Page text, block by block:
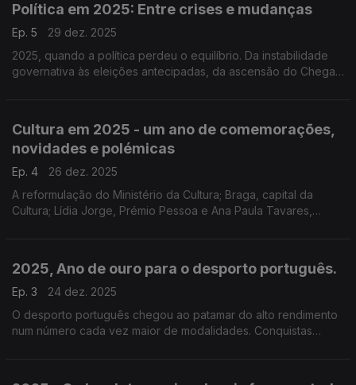
Política em 2025: Entre crises e mudanças
Ep. 5
29 dez. 2025
2025, quando a política perdeu o equilíbrio. Da instabilidade
governativa às eleições antecipadas, da ascensão do Chega
Cultura em 2025 - um ano de comemorações,
novidades e polémicas
Ep. 4
26 dez. 2025
A reformulação do Ministério da Cultura; Braga, capital da
Cultura; Lídia Jorge, Prémio Pessoa e Ana Paula Tavares,
2025, Ano de ouro para o desporto português.
Ep. 3
24 dez. 2025
O desporto português chegou ao patamar do alto rendimento
num número cada vez maior de modalidades. Conquistas